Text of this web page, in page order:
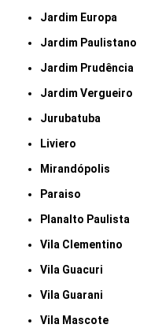
Jardim Europa
Jardim Paulistano
Jardim Prudência
Jardim Vergueiro
Jurubatuba
Liviero
Mirandópolis
Paraiso
Planalto Paulista
Vila Clementino
Vila Guacuri
Vila Guarani
Vila Mascote